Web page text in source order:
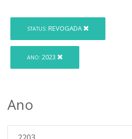
STATUS: REVOGADA
ANO: 2023
Ano